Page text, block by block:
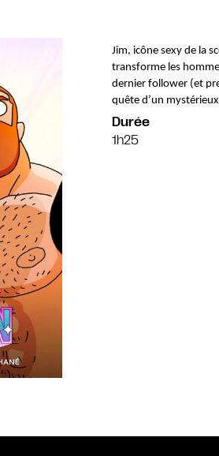
Jim, icône sexy de la
transforme les
dernier follower (et
quête d’un
Durée
1h25